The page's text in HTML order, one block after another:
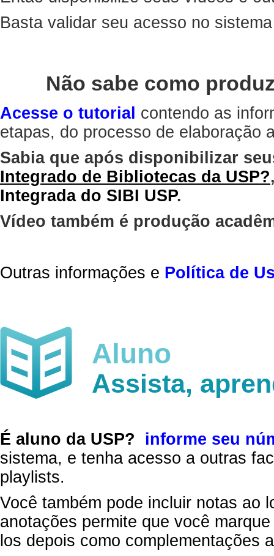
Basta validar seu acesso no
Não sabe como
Acesse o tutorial contendo as
etapas, do processo de elaboração
Sabia que após disponibilizar
Integrado de Bibliotecas da USP?
Integrada do SIBI USP.
Vídeo também é produção
Outras informações e Política de
Aluno
Assista,
É aluno da USP?
informe seu
sistema, e tenha acesso a outras
playlists.
Você também pode incluir notas ao
anotações permite que você
los depois como complementações